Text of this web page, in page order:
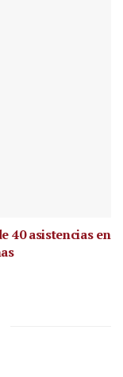
40 asistencias en